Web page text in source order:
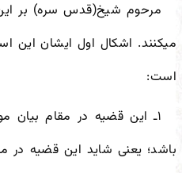
مرحوم شیخ(قدس سره) بر
میکنند. اشکال اول ایشان این
است:
۱ـ این قضیه در مقام
باشد؛ یعنی شاید این قضیه